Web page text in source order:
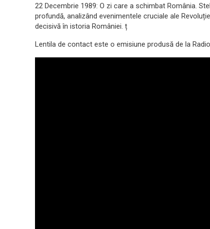
22 Decembrie 1989: O zi care a schimbat România.
profundă, analizând evenimentele cruciale ale
decisivă în istoria României. ț
Lentila de contact este o emisiune produsă de la